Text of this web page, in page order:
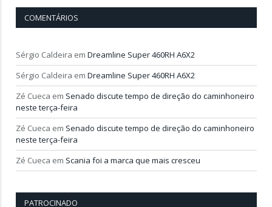
COMENTÁRIOS
Sérgio Caldeira em Dreamline Super 460RH A6X2
Sérgio Caldeira em Dreamline Super 460RH A6X2
Zé Cueca em Senado discute tempo de direção do caminhoneiro
neste terça-feira
Zé Cueca em Senado discute tempo de direção do caminhoneiro
neste terça-feira
Zé Cueca em Scania foi a marca que mais cresceu
PATROCINADO